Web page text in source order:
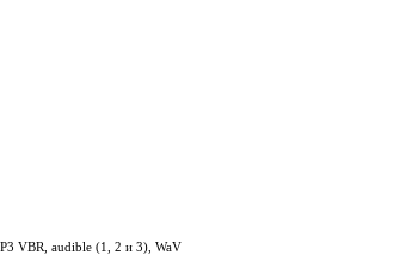
VBR, audible (1, 2 и 3), WaV